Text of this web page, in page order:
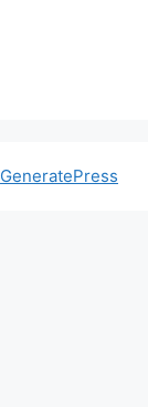
GeneratePress